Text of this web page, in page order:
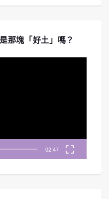
那塊「好土」嗎？
02:47